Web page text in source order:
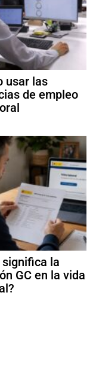
usar las
de empleo
significa la
GC en la vida